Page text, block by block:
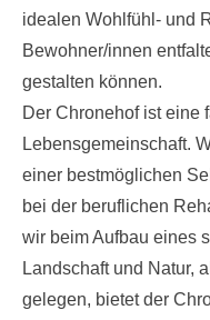
idealen Wohlfühl- und
Bewohner/innen
gestalten können.
Der Chronehof ist eine
Lebensgemeinschaft.
einer bestmöglichen
bei der beruflichen
wir beim Aufbau eines
Landschaft und Natur,
gelegen, bietet der